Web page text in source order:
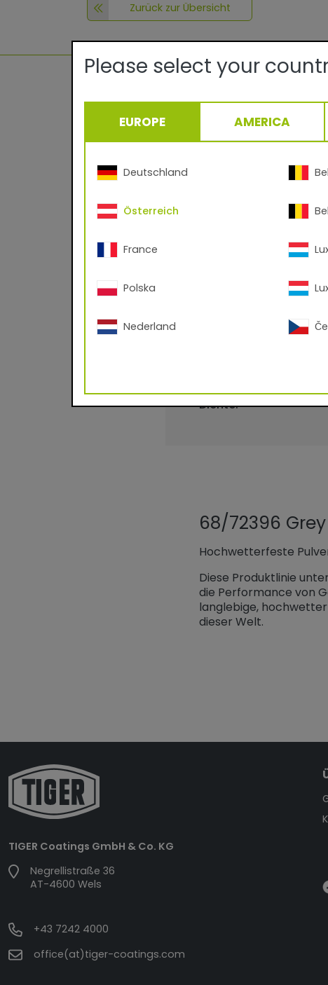
Zurück zur Übersicht
TIGER
Technische
Oberfläche/Glanz:
Einbrennbedingungen:
Dichte:
68/72396
Hochwetterfeste
Diese Produktlinie
die Performance von
langlebige,
dieser Welt.
TIGER Coatings GmbH & Co. KG
Negrellistraße 36
AT-4600 Wels
+43 7242 4000
office(at)tiger-coatings.com
Please select your
EUROPE AMERICA
Deutschland
Österreich
France
Polska
Nederland